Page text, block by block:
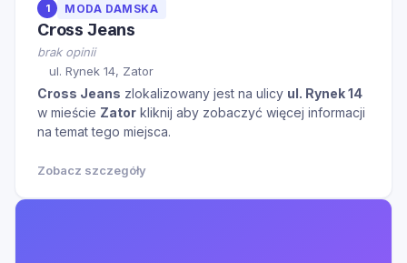
1 MODA DAMSKA
Cross Jeans
brak opinii
ul. Rynek 14, Zator
Cross Jeans zlokalizowany jest na ulicy ul. Rynek 14
w mieście Zator kliknij aby zobaczyć więcej informacji
na temat tego miejsca.
Zobacz szczegóły